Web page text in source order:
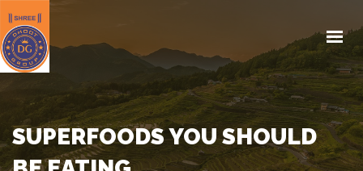
HOME
ABOUT US
PRODUCTS
KISAN EDUCATION
SUPERFOODS YOU SHOULD